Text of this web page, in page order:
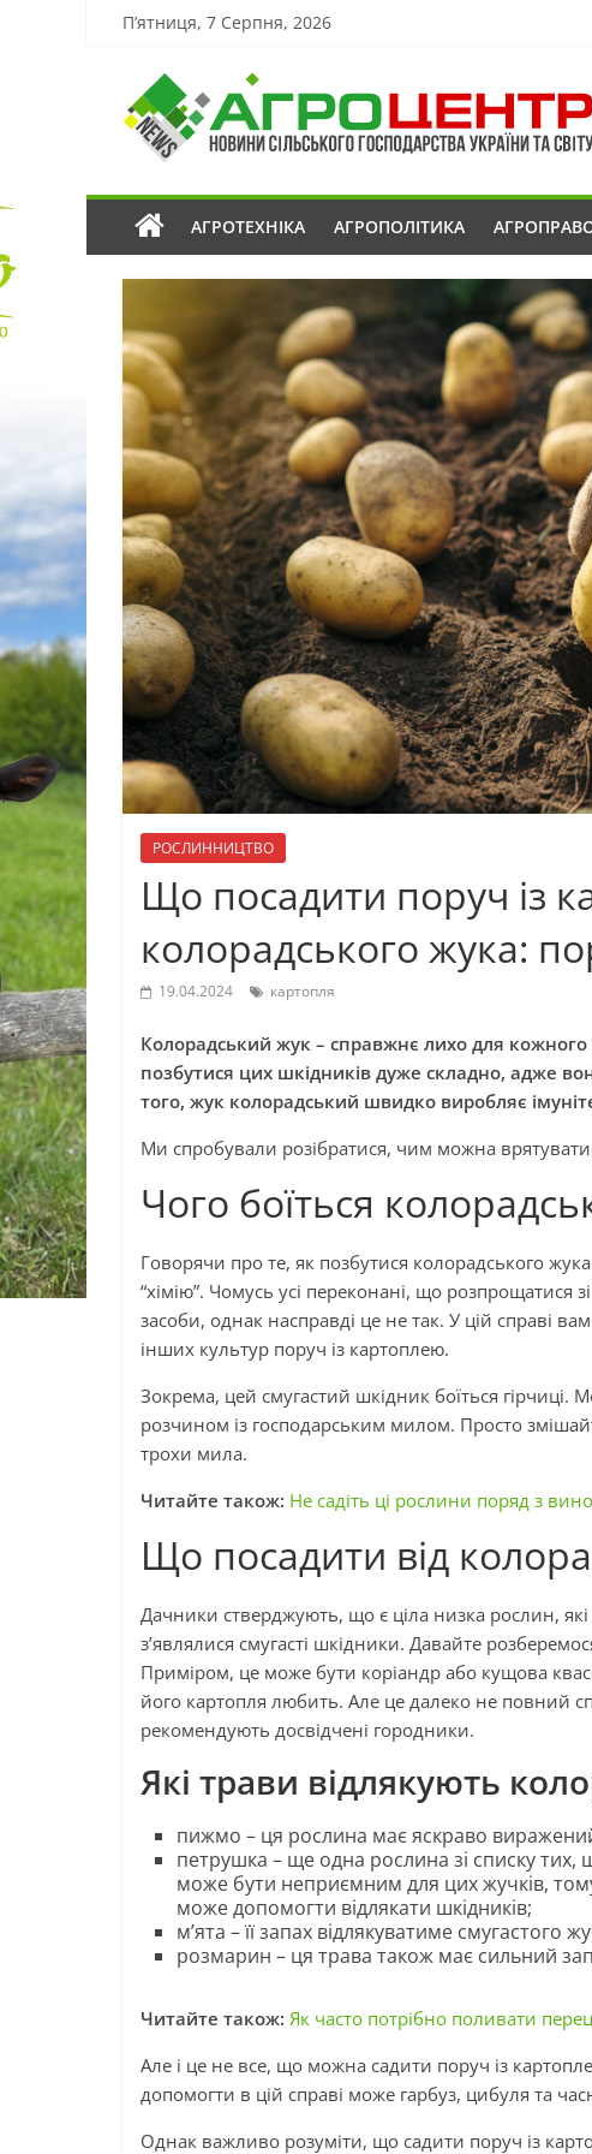
П’ятниця, 7 Серпня, 2026
АГРОТЕХНІКА АГРОПОЛІТИКА
РОСЛИННИЦТВО
Що посадити поруч із
колорадського жука:
19.04.2024 картопля
Колорадський жук – справжнє лихо для
позбутися цих шкідників дуже складно, адже
того, жук колорадський швидко виробляє
Ми спробували розібратися, чим можна
Чого боїться
Говорячи про те, як позбутися колорадського
“хімію”. Чомусь усі переконані, що розпрощатися
засоби, однак насправді це не так. У цій справі
інших культур поруч із картоплею.
Зокрема, цей смугастий шкідник боїться гірчиці.
розчином із господарським милом. Просто
трохи мила.
Читайте також: Не садіть ці рослини поряд з
Що посадити від
Дачники стверджують, що є ціла низка рослин,
з’являлися смугасті шкідники. Давайте
Приміром, це може бути коріандр або кущова
його картопля любить. Але це далеко не повний
рекомендують досвідчені городники.
Які трави відлякують
пижмо – ця рослина має яскраво виражений
петрушка – ще одна рослина зі списку
може бути неприємним для цих жучків,
може допомогти відлякати шкідників;
м’ята – її запах відлякуватиме смугастого
розмарин – ця трава також має сильний
Читайте також: Як часто потрібно поливати
Але і це не все, що можна садити поруч із
допомогти в цій справі може гарбуз, цибуля та
Однак важливо розуміти, що садити поруч із